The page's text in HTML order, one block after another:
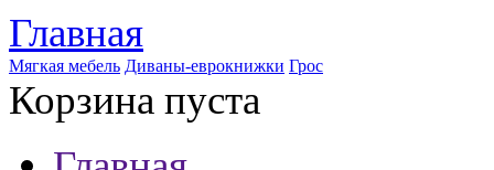
Главная
Мягкая мебель Диваны-еврокнижки Грос
Корзина пуста